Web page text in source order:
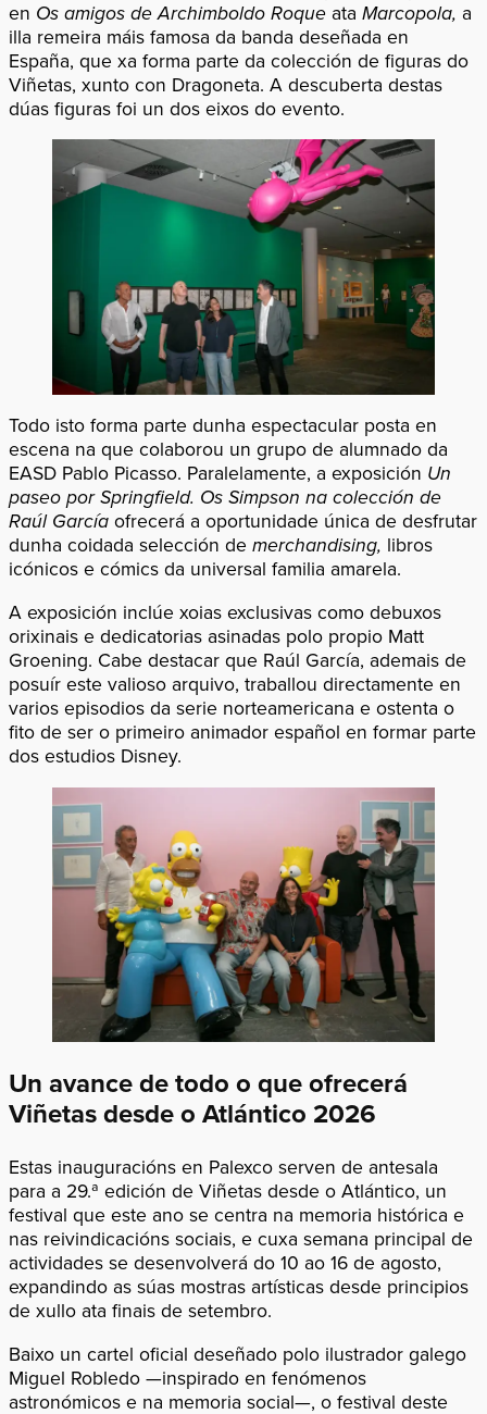
en Os amigos de Archimboldo Roque ata Marcopola, a
illa remeira máis famosa da banda deseñada en
España, que xa forma parte da colección de figuras do
Viñetas, xunto con Dragoneta. A descuberta destas
dúas figuras foi un dos eixos do evento.
Todo isto forma parte dunha espectacular posta en
escena na que colaborou un grupo de alumnado da
EASD Pablo Picasso. Paralelamente, a exposición Un
paseo por Springfield. Os Simpson na colección de
Raúl Garcíaofrecerá a oportunidade única de desfrutar
dunha coidada selección de merchandising, libros
icónicos e cómics da universal familia amarela.
A exposición inclúe xoias exclusivas como debuxos
orixinais e dedicatorias asinadas polo propio Matt
Groening. Cabe destacar que Raúl García, ademais de
posuír este valioso arquivo, traballou directamente en
varios episodios da serie norteamericana e ostenta o
fito de ser o primeiro animador español en formar parte
dos estudios Disney.
Un avance de todo o que ofrecerá
Viñetas desde o Atlántico 2026
Estas inauguracións en Palexco serven de antesala
para a 29.ª edición de Viñetas desde o Atlántico, un
festival que este ano se centra na memoria histórica e
nas reivindicacións sociais, e cuxa semana principal de
actividades se desenvolverá do 10 ao 16 de agosto,
expandindo as súas mostras artísticas desde principios
de xullo ata finais de setembro.
Baixo un cartel oficial deseñado polo ilustrador galego
Miguel Robledo —inspirado en fenómenos
astronómicos e na memoria social—, o festival deste